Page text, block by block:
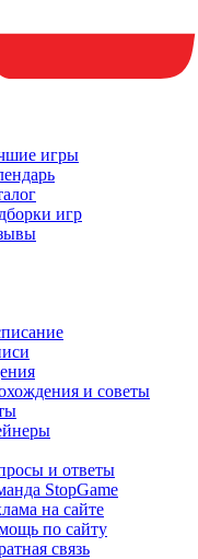
игры
игр
и советы
и ответы
StopGame
на сайте
по сайту
связь